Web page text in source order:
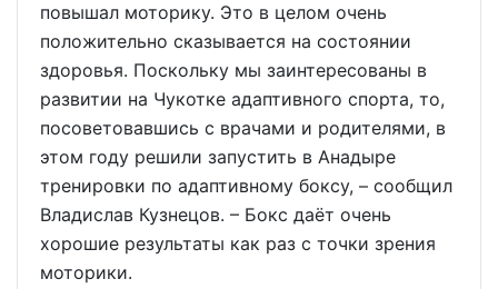
повышал моторику. Это в целом очень
положительно сказывается на состоянии
здоровья. Поскольку мы заинтересованы в
развитии на Чукотке адаптивного спорта, то,
посоветовавшись с врачами и родителями, в
этом году решили запустить в Анадыре
тренировки по адаптивному боксу, – сообщил
Владислав Кузнецов. – Бокс даёт очень
хорошие результаты как раз с точки зрения
моторики.